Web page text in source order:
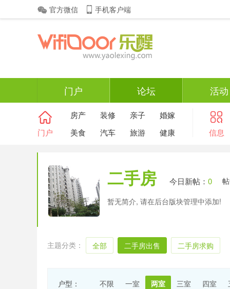
官方微信 手机客户端
门户 论坛 活动
门户
房产 装修 亲子
婚嫁
美食
汽车 旅游 健康 信息
二手房 今日新帖： 0
暂无简介, 请在后台版块管理中添加!
主题分类： 全部 二手房出售 二手房求购
户型： 不限 一室 两室 三室 四室